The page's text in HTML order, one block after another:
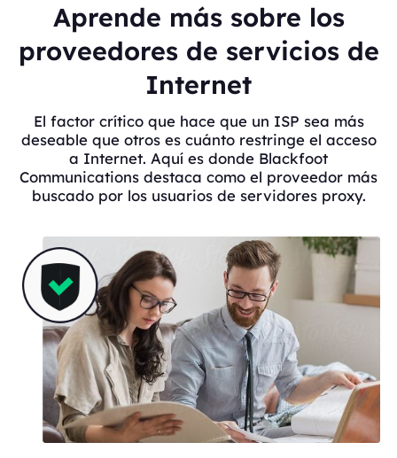
Aprende más sobre los
proveedores de servicios de
Internet
El factor crítico que hace que un ISP sea más
deseable que otros es cuánto restringe el acceso
a Internet. Aquí es donde Blackfoot
Communications destaca como el proveedor más
buscado por los usuarios de servidores proxy.